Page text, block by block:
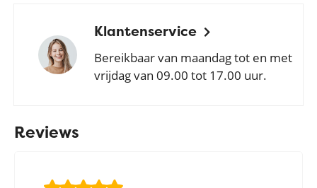
Klantenservice
Bereikbaar van maandag tot en met
vrijdag van 09.00 tot 17.00 uur.
Reviews